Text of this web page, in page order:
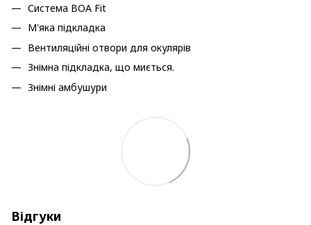
Система BOA Fit
М'яка підкладка
Вентиляційні отвори для окулярів
Знімна підкладка, що миється.
Знімні амбушури
Відгуки